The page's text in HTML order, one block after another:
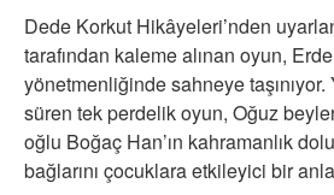
Dede Korkut Hikâyeleri’nden
tarafından kaleme alınan oyun,
yönetmenliğinde sahneye
süren tek perdelik oyun, Oğuz
oğlu Boğaç Han’ın kahramanlık
bağlarını çocuklara etkileyici bir